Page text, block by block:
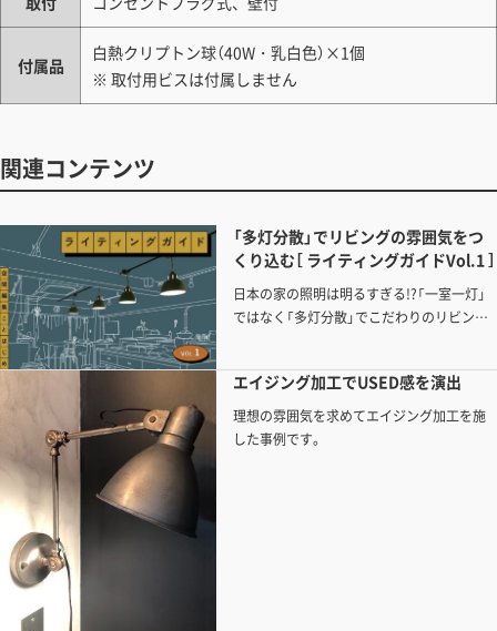
付属品
白熱クリプトン球（40W・乳白色）×1個
※ 取付用ビスは付属しません
関連コンテンツ
「多灯分散」でリビングの雰囲気をつ
くり込む［ ライティングガイドVol.1 ］
日本の家の照明は明るすぎる!?「一室一灯」
ではなく「多灯分散」でこだわりのリビング
エイジング加工でUSED感を演出
理想の雰囲気を求めてエイジング加工を施
した事例です。